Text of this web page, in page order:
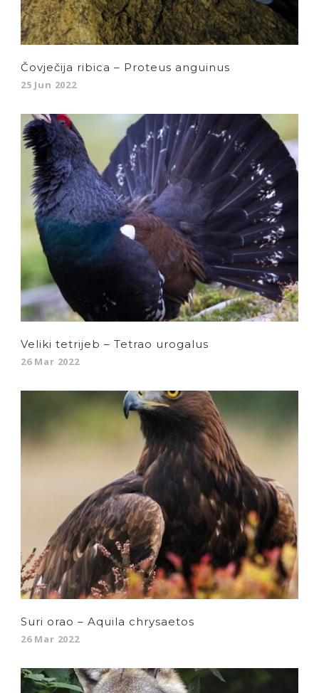
Čovječija ribica – Proteus anguinus
25 Jun 2022
Veliki tetrijeb – Tetrao urogalus
26 Mar 2022
Suri orao – Aquila chrysaetos
26 Mar 2022